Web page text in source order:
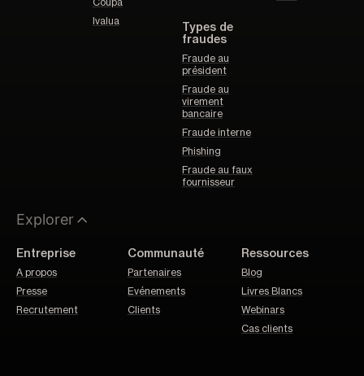
Coupa
Ivalua
Types de
fraudes
Fraude au
président
Fraude au
virement
bancaire
Fraude interne
Phishing
Fraude au faux
fournisseur
Explorer
Entreprise
A propos
Presse
Recrutement
Communauté
Partenaires
Evénements
Clients
Ressources
Blog
Livres Blancs
Webinars
Cas clients